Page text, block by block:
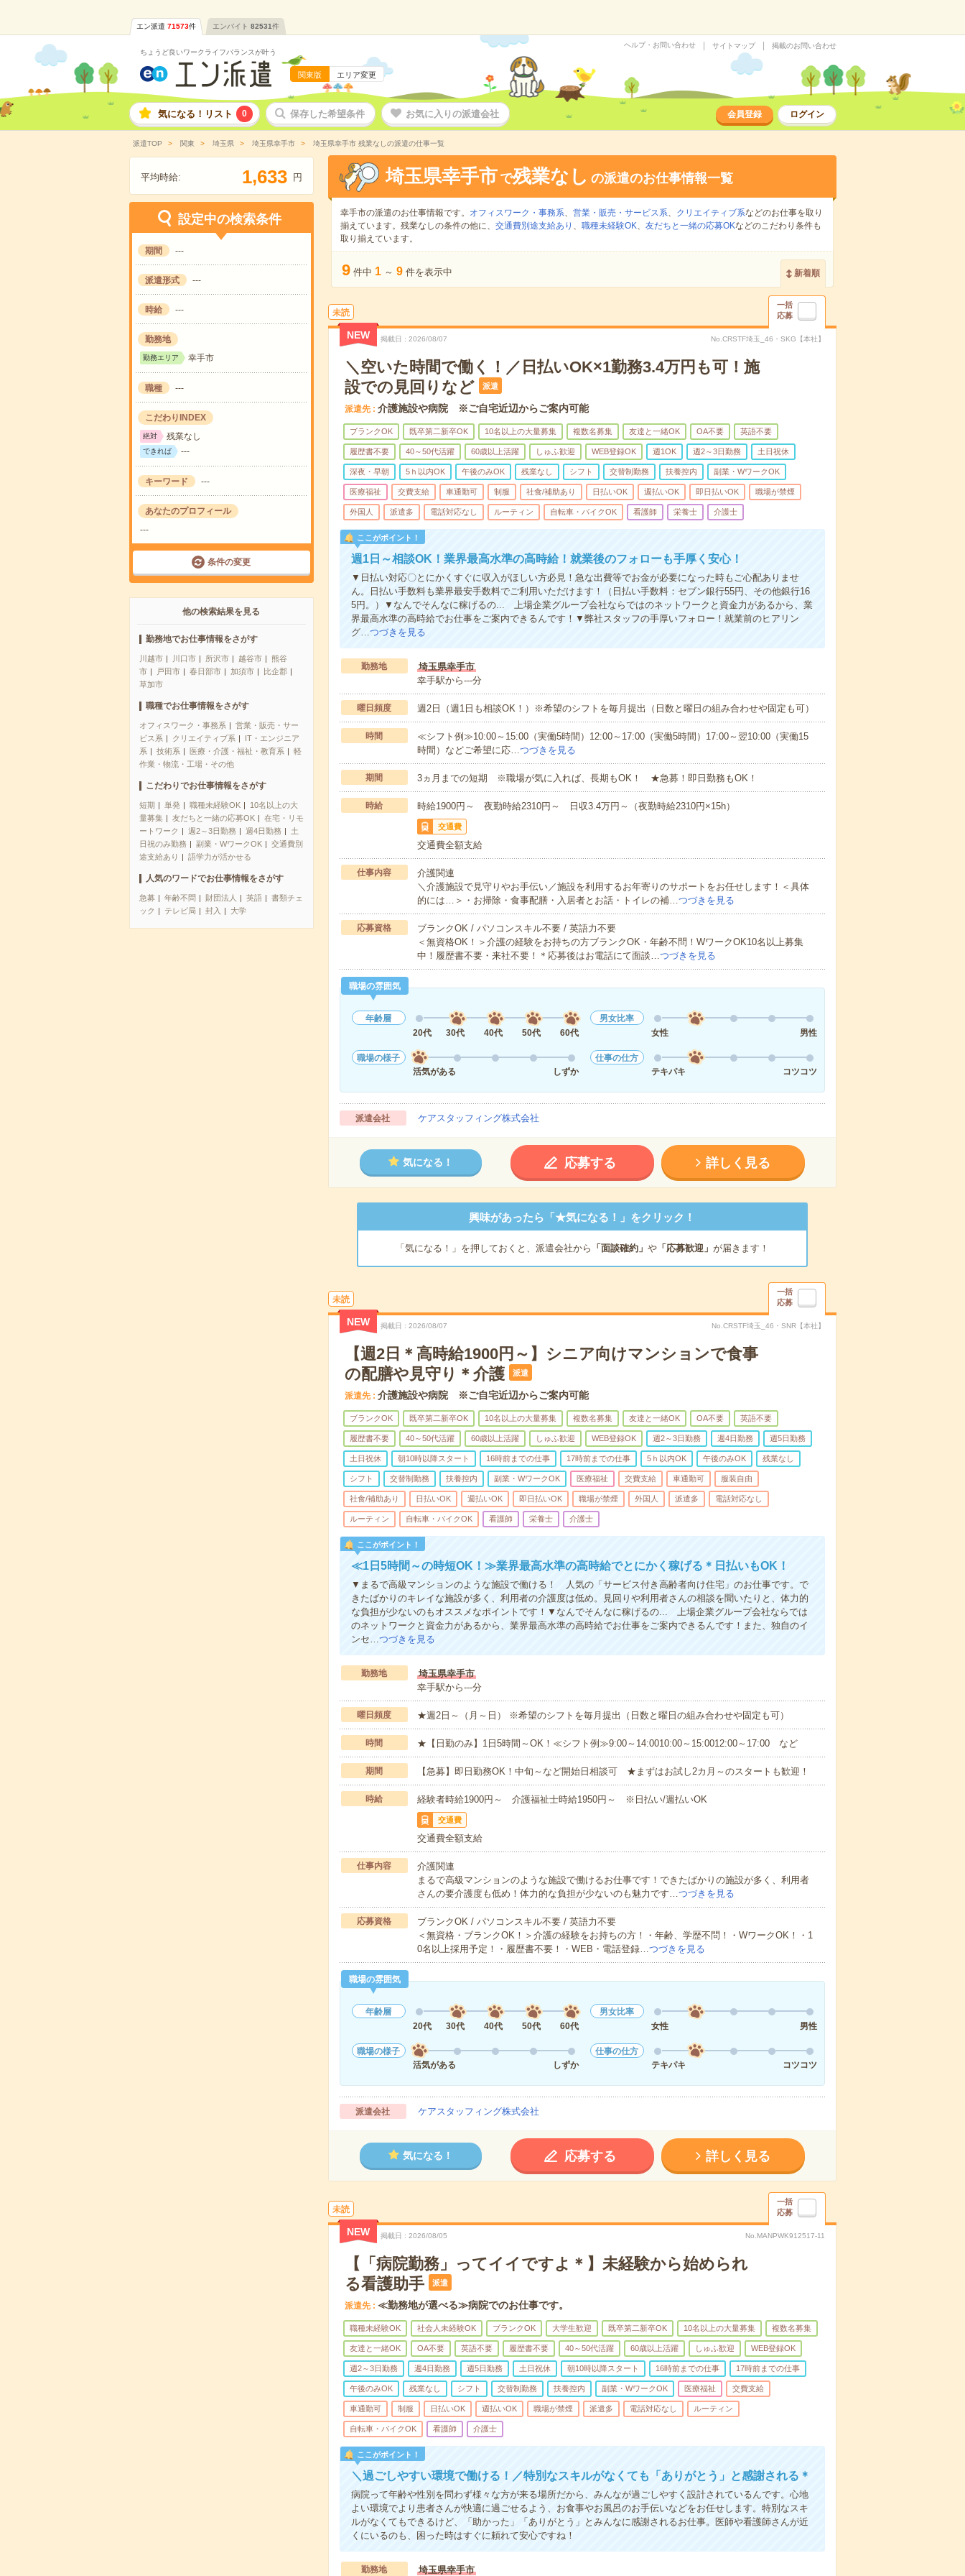
エン派遣 71573件 エンバイト 82531件
ちょうど良いワークライフバランスが叶う
関東版 エリア変更
ヘルプ・お問い合わせ サイトマップ 掲載のお問い合わせ
気になる！リスト 0 保存した希望条件 お気に入りの派遣会社 会員登録 ログイン
派遣TOP 関東 埼玉県 埼玉県幸手市 埼玉県幸手市 残業なしの派遣の仕事一覧
平均時給: 1,633 円
設定中の検索条件
期間 ---
派遣形式 ---
時給 ---
勤務地
勤務エリア 幸手市
職種 ---
こだわりINDEX
絶対 残業なし
できれば ---
キーワード ---
あなたのプロフィール
---
条件の変更
他の検索結果を見る
勤務地でお仕事情報をさがす
川越市 川口市 所沢市 越谷市
熊谷
市
戸田市 春日部市 加須市
比企郡
草加市
職種でお仕事情報をさがす
オフィスワーク・事務系
営業・販売・サー
ビス系
クリエイティブ系
IT・エンジニア
系
技術系 医療・介護・福祉・教育系
軽
作業・物流・工場・その他
こだわりでお仕事情報をさがす
短期 単発 職種未経験OK
10名以上の大
量募集
友だちと一緒の応募OK
在宅・リモ
ートワーク
週2～3日勤務 週4日勤務
土
日祝のみ勤務
副業・WワークOK
交通費別
途支給あり
語学力が活かせる
人気のワードでお仕事情報をさがす
急募 年齢不問 財団法人 英語
書類チェ
ック
テレビ局 封入 大学
埼玉県幸手市 で残業なし の派遣のお仕事情報一覧
幸手市の派遣のお仕事情報です。 オフィスワーク・事務系、 営業・販売・サービス系、 クリエイティブ系などのお仕事を取り
揃えています。残業なしの条件の他に、 交通費別途支給あり 、 職種未経験OK、 友だちと一緒の応募OKなどのこだわり条件も
取り揃えています。
9 件中 1 ～ 9 件を表示中 新着順
未読
一括
応募
NEW 掲載日 2026/08/07 No.CRSTF埼玉_46・SKG【本社】
＼空いた時間で働く！／日払いOK×1勤務3.4万円も可！施
設での見回りなど
派遣
派遣先 介護施設や病院 ※ご自宅近辺からご案内可能
ブランクOK 既卒第二新卒OK 10名以上の大量募集 複数名募集 友達と一緒OK OA不要 英語不要
履歴書不要 40～50代活躍 60歳以上活躍 しゅふ歓迎 WEB登録OK 週1OK 週2～3日勤務 土日祝休
深夜・早朝 5ｈ以内OK 午後のみOK 残業なし シフト 交替制勤務 扶養控内 副業・WワークOK
医療福祉 交費支給 車通勤可 制服 社食/補助あり 日払いOK 週払いOK 即日払いOK 職場が禁煙
外国人 派遣多 電話対応なし ルーティン 自転車・バイクOK 看護師 栄養士 介護士
ここがポイント！
週1日～相談OK！業界最高水準の高時給！就業後のフォローも手厚く安心！
▼日払い対応〇とにかくすぐに収入がほしい方必見！急な出費等でお金が必要になった時もご心配ありませ
ん。日払い手数料も業界最安手数料でご利用いただけます！（日払い手数料：セブン銀行55円、その他銀行16
5円。）▼なんでそんなに稼げるの... 上場企業グループ会社ならではのネットワークと資金力があるから、業
界最高水準の高時給でお仕事をご案内できるんです！▼弊社スタッフの手厚いフォロー！就業前のヒアリン
グ…つづきを見る
勤務地
埼玉県幸手市
幸手駅から---分
曜日頻度 週2日（週1日も相談OK！）※希望のシフトを毎月提出（日数と曜日の組み合わせや固定も可）
時間
≪シフト例≫10:00～15:00（実働5時間）12:00～17:00（実働5時間）17:00～翌10:00（実働15
時間）などご希望に応…つづきを見る
期間 3ヵ月までの短期 ※職場が気に入れば、長期もOK！ ★急募！即日勤務もOK！
時給 時給1900円～ 夜勤時給2310円～ 日収3.4万円～（夜勤時給2310円×15h）
交通費
交通費全額支給
仕事内容
介護関連
＼介護施設で見守りやお手伝い／施設を利用するお年寄りのサポートをお任せします！＜具体
的には…＞・お掃除・食事配膳・入居者とお話・トイレの補…つづきを見る
応募資格
ブランクOK / パソコンスキル不要 / 英語力不要
＜無資格OK！＞介護の経験をお持ちの方ブランクOK・年齢不問！WワークOK10名以上募集
中！履歴書不要・来社不要！＊応募後はお電話にて面談…つづきを見る
職場の雰囲気
年齢層
20代
30代 40代 50代 60代
男女比率
女性
男性
職場の様子
活気がある
しずか
仕事の仕方
テキパキ
コツコツ
派遣会社 ケアスタッフィング株式会社
気になる！ 応募する 詳しく見る
興味があったら「★気になる！」をクリック！
「気になる！」を押しておくと、派遣会社から 「面談確約」 や「応募歓迎」 が届きます！
未読
一括
応募
NEW 掲載日 2026/08/07 No.CRSTF埼玉_46・SNR【本社】
【週2日＊高時給1900円～】シニア向けマンションで食事
の配膳や見守り＊介護
派遣
派遣先 介護施設や病院 ※ご自宅近辺からご案内可能
ブランクOK 既卒第二新卒OK 10名以上の大量募集 複数名募集 友達と一緒OK OA不要 英語不要
履歴書不要 40～50代活躍 60歳以上活躍 しゅふ歓迎 WEB登録OK 週2～3日勤務 週4日勤務 週5日勤務
土日祝休 朝10時以降スタート 16時前までの仕事 17時前までの仕事 5ｈ以内OK 午後のみOK 残業なし
シフト 交替制勤務 扶養控内 副業・WワークOK 医療福祉 交費支給 車通勤可 服装自由
社食/補助あり 日払いOK 週払いOK 即日払いOK 職場が禁煙 外国人 派遣多 電話対応なし
ルーティン 自転車・バイクOK 看護師 栄養士 介護士
ここがポイント！
≪1日5時間～の時短OK！≫業界最高水準の高時給でとにかく稼げる＊日払いもOK！
▼まるで高級マンションのような施設で働ける！ 人気の「サービス付き高齢者向け住宅」のお仕事です。で
きたばかりのキレイな施設が多く、利用者の介護度は低め。見回りや利用者さんの相談を聞いたりと、体力的
な負担が少ないのもオススメなポイントです！▼なんでそんなに稼げるの... 上場企業グループ会社ならでは
のネットワークと資金力があるから、業界最高水準の高時給でお仕事をご案内できるんです！また、独自のイ
ンセ…つづきを見る
勤務地
埼玉県幸手市
幸手駅から---分
曜日頻度 ★週2日～（月～日） ※希望のシフトを毎月提出（日数と曜日の組み合わせや固定も可）
時間 ★【日勤のみ】1日5時間～OK！≪シフト例≫9:00～14:0010:00～15:0012:00～17:00 など
期間 【急募】即日勤務OK！中旬～など開始日相談可 ★まずはお試し2カ月～のスタートも歓迎！
時給 経験者時給1900円～ 介護福祉士時給1950円～ ※日払い/週払いOK
交通費
交通費全額支給
仕事内容
介護関連
まるで高級マンションのような施設で働けるお仕事です！できたばかりの施設が多く、利用者
さんの要介護度も低め！体力的な負担が少ないのも魅力です…つづきを見る
応募資格
ブランクOK / パソコンスキル不要 / 英語力不要
＜無資格・ブランクOK！＞介護の経験をお持ちの方！・年齢、学歴不問！・WワークOK！・1
0名以上採用予定！・履歴書不要！・WEB・電話登録…つづきを見る
職場の雰囲気
年齢層
20代
30代 40代 50代 60代
男女比率
女性
男性
職場の様子
活気がある
しずか
仕事の仕方
テキパキ
コツコツ
派遣会社 ケアスタッフィング株式会社
気になる！ 応募する 詳しく見る
未読
一括
応募
NEW 掲載日 2026/08/05 No.MANPWK912517-11
【「病院勤務」ってイイですよ＊】未経験から始められ
る看護助手
派遣
派遣先 ≪勤務地が選べる≫病院でのお仕事です。
職種未経験OK 社会人未経験OK ブランクOK 大学生歓迎 既卒第二新卒OK 10名以上の大量募集 複数名募集
友達と一緒OK OA不要 英語不要 履歴書不要 40～50代活躍 60歳以上活躍 しゅふ歓迎 WEB登録OK
週2～3日勤務 週4日勤務 週5日勤務 土日祝休 朝10時以降スタート 16時前までの仕事 17時前までの仕事
午後のみOK 残業なし シフト 交替制勤務 扶養控内 副業・WワークOK 医療福祉 交費支給
車通勤可 制服 日払いOK 週払いOK 職場が禁煙 派遣多 電話対応なし ルーティン
自転車・バイクOK 看護師 介護士
ここがポイント！
＼過ごしやすい環境で働ける！／特別なスキルがなくても「ありがとう」と感謝される＊
病院って年齢や性別を問わず様々な方が来る場所だから、みんなが過ごしやすく設計されているんです。心地
よい環境でより患者さんが快適に過ごせるよう、お食事やお風呂のお手伝いなどをお任せします。特別なスキ
ルがなくてもできるけど、「助かった」「ありがとう」とみんなに感謝されるお仕事。医師や看護師さんが近
くにいるのも、困った時はすぐに頼れて安心ですね！
勤務地 埼玉県幸手市